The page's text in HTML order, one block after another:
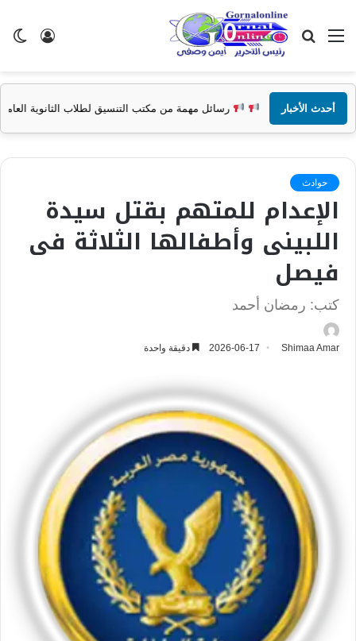
تسجيل
القائمة بحث
عن
أحدث الأخبار رسائل مهمة من مكتب التنسيق لطلاب الثانوية العامة
حوادث
الإعدام للمتهم بقتل سيدة
اللبينى وأطفالها الثلاثة فى
فيصل
كتب: رمضان أحمد
Shimaa Amar
2026-06-17 دقيقة واحدة